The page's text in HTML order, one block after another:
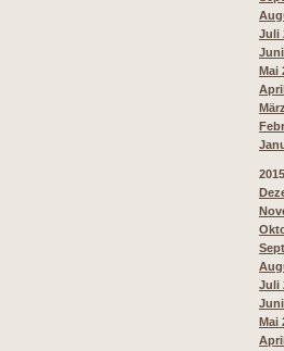
Juli
Mai
2015
Juli
Mai